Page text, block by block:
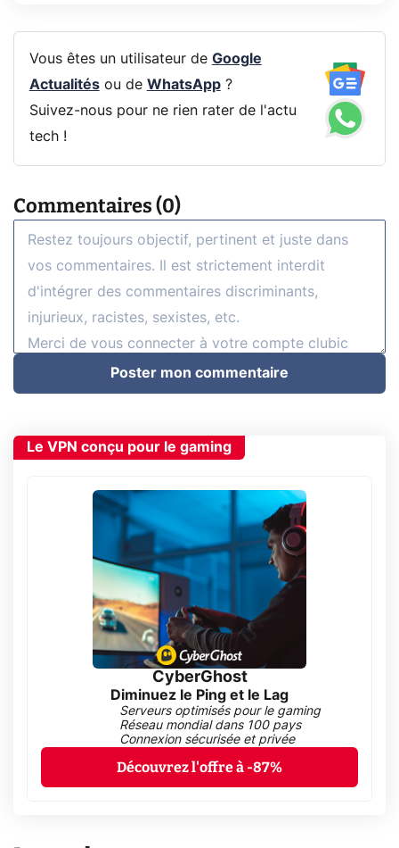
Vous êtes un utilisateur de Google
Actualitésou de WhatsApp?
Suivez-nous pour ne rien rater de l'actu
tech !
Commentaires (0)
Poster mon commentaire
Le VPN conçu pour le gaming
CyberGhost
Diminuez le Ping et le Lag
Serveurs optimisés pour le gaming
Réseau mondial dans 100 pays
Connexion sécurisée et privée
Découvrez l'offre à -87%